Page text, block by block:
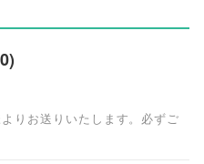
りお送りいたします。必ずご